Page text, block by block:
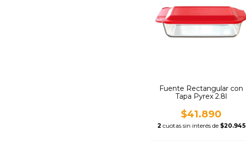
Fuente Rectangular con
Tapa Pyrex 2.8l
$41.890
2 cuotas sin interés de $20.945